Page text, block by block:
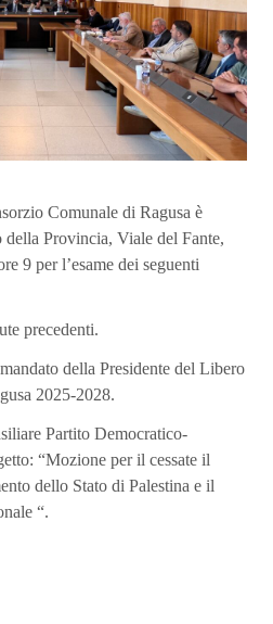
Comunale di Ragusa è
della Provincia, Viale del Fante,
9 per l’esame dei seguenti
precedenti.
della Presidente del Libero
2025-2028.
Partito Democratico-
“Mozione per il cessate il
dello Stato di Palestina e il
“.